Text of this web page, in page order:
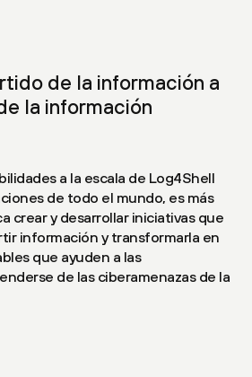
de la información a
la información
a la escala de Log4Shell
de todo el mundo, es más
crear y desarrollar iniciativas que
información y transformarla en
que ayuden a las
de las ciberamenazas de la